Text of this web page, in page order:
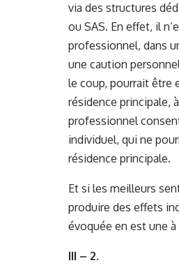
via des structures
ou SAS. En effet, il
professionnel, dans
une caution
le coup, pourrait être
résidence principale,
professionnel
individuel, qui ne
résidence principale.
Et si les meilleurs
produire des effets
évoquée en est une
III – 2.